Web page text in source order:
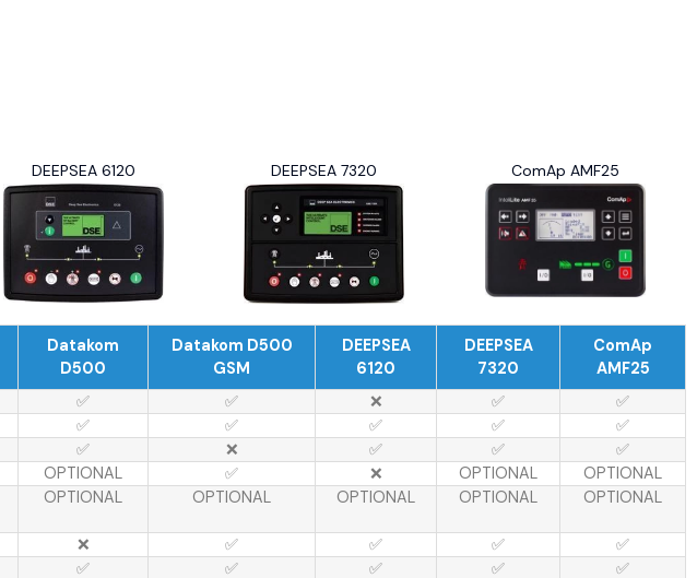
DEEPSEA 6120 DEEPSEA 7320 ComAp AMF25
Datakom
D500
Datakom D500
GSM
DEEPSEA
6120
DEEPSEA
7320
ComAp
AMF25
✅ ✅ ❌ ✅
✅
✅ ✅ ✅ ✅
✅
✅ ❌ ✅ ✅
✅
OPTIONAL ✅ ❌ OPTIONAL
OPTIONAL
OPTIONAL OPTIONAL OPTIONAL OPTIONAL OPTIONAL
❌ ✅ ✅ ✅
✅
✅ ✅ ✅ ✅ ✅